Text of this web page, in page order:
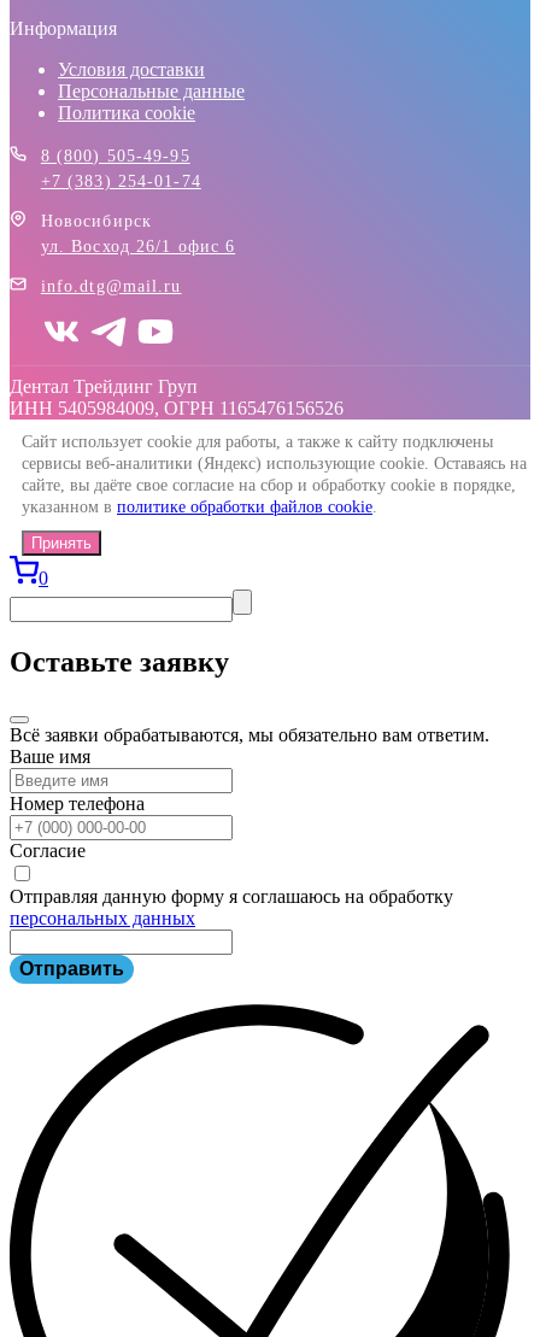
Информация
Условия доставки
Персональные данные
Политика cookie
8 (800) 505-49-95
+7 (383) 254-01-74
Новосибирск
ул. Восход 26/1 офис 6
info.dtg@mail.ru
Дентал Трейдинг Груп
ИНН 5405984009, ОГРН 1165476156526
Сайт использует cookie для работы, а также к сайту подключены
сервисы веб-аналитики (Яндекс) использующие cookie. Оставаясь на
сайте, вы даёте свое согласие на сбор и обработку cookie в порядке,
указанном в политике обработки файлов cookie.
Принять
0
Оставьте заявку
Всё заявки обрабатываются, мы обязательно вам ответим.
Ваше имя
Номер телефона
Согласие
Отправляя данную форму я соглашаюсь на обработку
персональных данных
Отправить